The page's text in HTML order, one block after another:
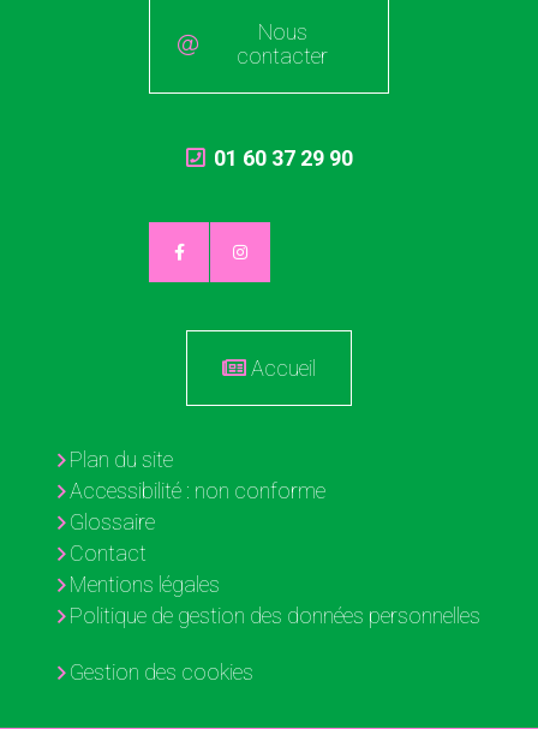
Nous
contacter
01 60 37 29 90
Accueil
Plan du site
Accessibilité : non conforme
Glossaire
Contact
Mentions légales
Politique de gestion des données personnelles
Gestion des cookies